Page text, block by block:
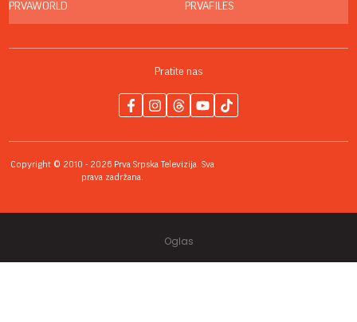
PRVAWORLD PRVAFILES
Pratite nas
Copyright © 2010 - 2026 Prva Srpska Televizija. Sva
prava zadržana.